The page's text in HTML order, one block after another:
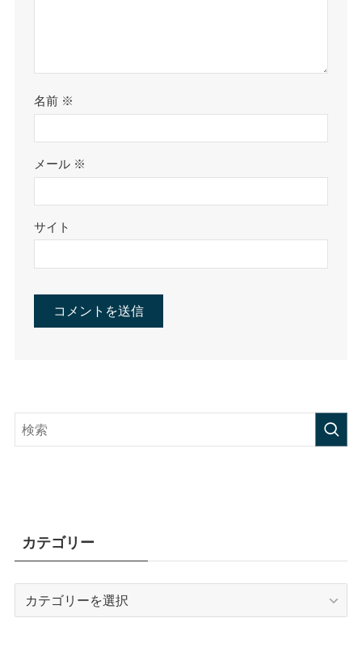
名前 ※
メール ※
サイト
カテゴリー